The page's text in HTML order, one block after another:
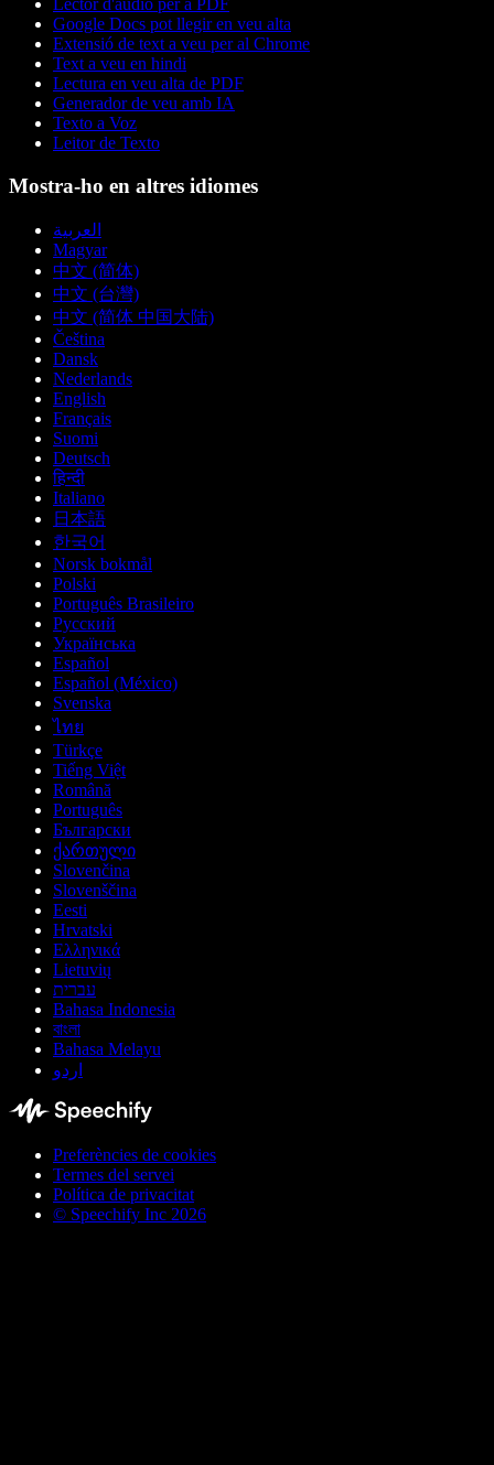
Lector d'àudio per a PDF
Google Docs pot llegir en veu alta
Extensió de text a veu per al Chrome
Text a veu en hindi
Lectura en veu alta de PDF
Generador de veu amb IA
Texto a Voz
Leitor de Texto
Mostra-ho en altres idiomes
العربية
Magyar
中文 (简体)
中文 (台灣)
中文 (简体 中国大陆)
Čeština
Dansk
Nederlands
English
Français
Suomi
Deutsch
हिन्दी
Italiano
日本語
한국어
Norsk bokmål
Polski
Português Brasileiro
Русский
Українська
Español
Español (México)
Svenska
ไทย
Türkçe
Tiếng Việt
Română
Português
Български
ქართული
Slovenčina
Slovenščina
Eesti
Hrvatski
Ελληνικά
Lietuvių
עברית
Bahasa Indonesia
বাংলা
Bahasa Melayu
اردو
Preferències de cookies
Termes del servei
Política de privacitat
© Speechify Inc 2026